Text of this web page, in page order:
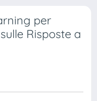
per
Risposte a